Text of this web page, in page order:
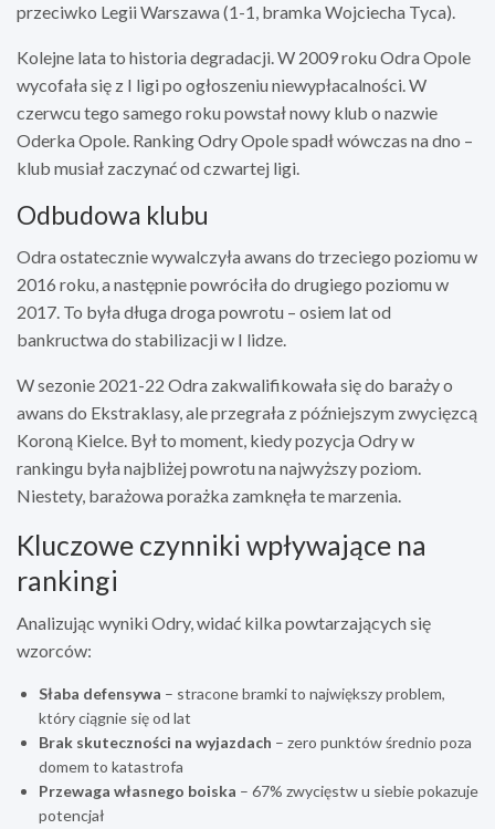
przeciwko Legii Warszawa (1-1, bramka Wojciecha Tyca).
Kolejne lata to historia degradacji. W 2009 roku Odra Opole
wycofała się z I ligi po ogłoszeniu niewypłacalności. W
czerwcu tego samego roku powstał nowy klub o nazwie
Oderka Opole. Ranking Odry Opole spadł wówczas na dno –
klub musiał zaczynać od czwartej ligi.
Odbudowa klubu
Odra ostatecznie wywalczyła awans do trzeciego poziomu w
2016 roku, a następnie powróciła do drugiego poziomu w
2017. To była długa droga powrotu – osiem lat od
bankructwa do stabilizacji w I lidze.
W sezonie 2021-22 Odra zakwalifikowała się do baraży o
awans do Ekstraklasy, ale przegrała z późniejszym zwycięzcą
Koroną Kielce. Był to moment, kiedy pozycja Odry w
rankingu była najbliżej powrotu na najwyższy poziom.
Niestety, barażowa porażka zamknęła te marzenia.
Kluczowe czynniki wpływające na
rankingi
Analizując wyniki Odry, widać kilka powtarzających się
wzorców:
Słaba defensywa – stracone bramki to największy problem,
który ciągnie się od lat
Brak skuteczności na wyjazdach – zero punktów średnio poza
domem to katastrofa
Przewaga własnego boiska – 67% zwycięstw u siebie pokazuje
potencjał